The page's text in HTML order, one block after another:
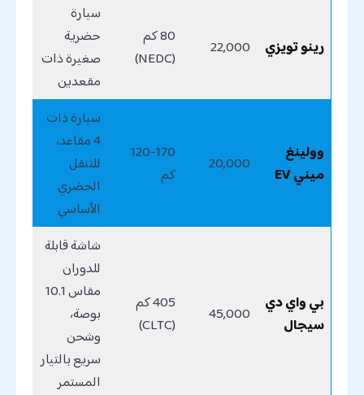
رينو تويزي 22,000
80 كم
(NEDC)
سيارة
حضرية
صغيرة ذات
مقعدين
وولينغ
ميني EV
20,000
120-170
كم
سيارة ذات
4 مقاعد،
للتنقل
الحضري
الأساسي
بي واي دي
سيجال
45,000
405 كم
(CLTC)
شاشة قابلة
للدوران
مقاس 10.1
بوصة،
وشحن
سريع بالتيار
المستمر